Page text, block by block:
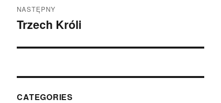
NASTĘPNY
Następny
Trzech Króli
CATEGORIES